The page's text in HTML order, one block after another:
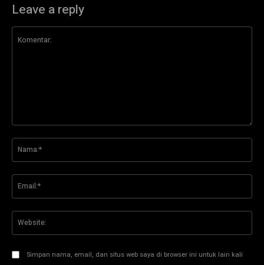
Leave a reply
Simpan nama, email, dan situs web saya di browser ini untuk lain kali